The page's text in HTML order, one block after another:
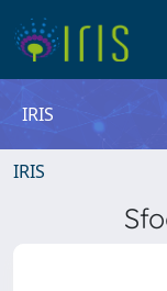
IRIS
IRIS